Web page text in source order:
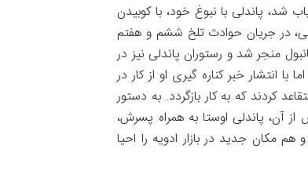
پاندلی با نبوغ خود، با کوبیدن
در جریان حوادث تلخ ششم و هفتم
منجر شد و رستوران پاندلی نیز در
انتشار خبر کناره گیری او از کار در
کردند که به کار بازگردد. به دستور
آن، پاندلی اوستا به همراه پسرش،
مکان جدید در بازار ادویه را احیا